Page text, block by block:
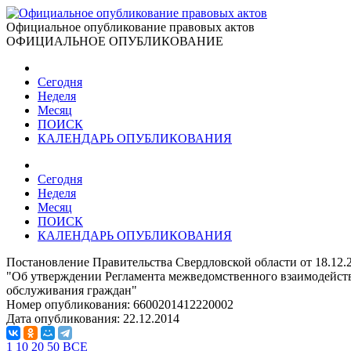
Официальное опубликование правовых актов
ОФИЦИАЛЬНОЕ ОПУБЛИКОВАНИЕ
Сегодня
Неделя
Месяц
ПОИСК
КАЛЕНДАРЬ ОПУБЛИКОВАНИЯ
Сегодня
Неделя
Месяц
ПОИСК
КАЛЕНДАРЬ ОПУБЛИКОВАНИЯ
Постановление Правительства Свердловской области от
"Об утверждении Регламента межведомственного
обслуживания граждан"
Номер опубликования: 6600201412220002
Дата опубликования: 22.12.2014
1 10 20 50 ВСЕ